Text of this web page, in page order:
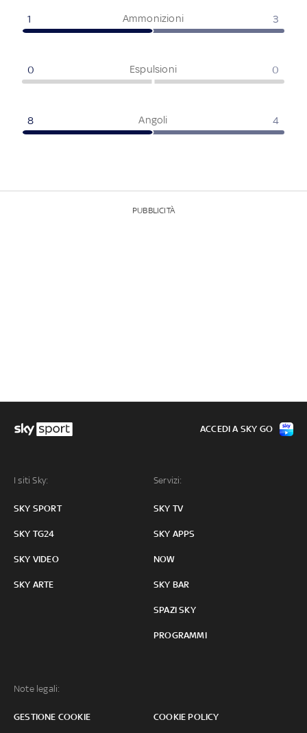
Ammonizioni
1 3
Espulsioni
0 0
Angoli
8 4
PUBBLICITÀ
I siti Sky:
SKY SPORT
SKY TG24
SKY VIDEO
SKY ARTE
Servizi:
SKY TV
SKY APPS
NOW
SKY BAR
SPAZI SKY
PROGRAMMI
Note legali:
GESTIONE COOKIE COOKIE POLICY
ACCEDI A SKY GO